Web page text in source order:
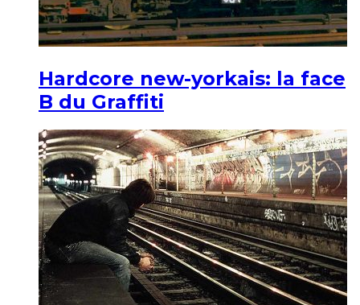
Hardcore new-yorkais: la face
B du Graffiti